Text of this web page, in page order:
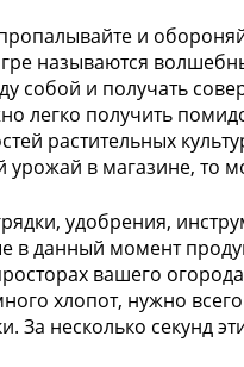
и
называются
собой и получать
легко получить
растительных
в магазине, то
удобрения,
в данный момент
вашего
хлопот, нужно
За несколько секунд